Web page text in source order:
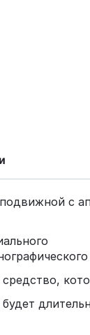
подвижной с